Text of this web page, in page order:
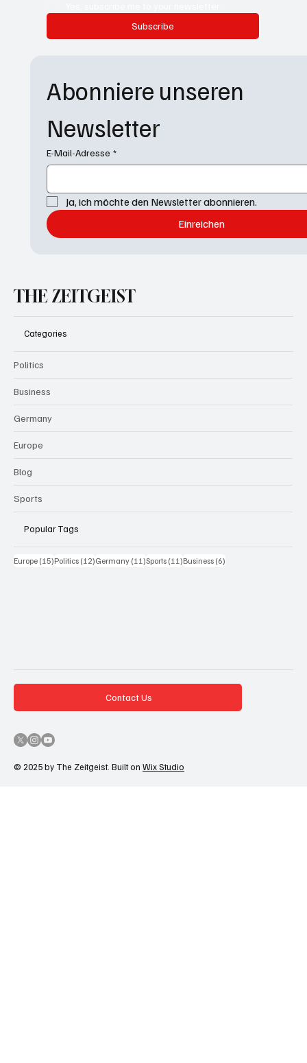
Subscribe
Abonniere unseren
Newsletter
E-Mail-Adresse *
Ja, ich möchte den Newsletter abonnieren.
Einreichen
THE ZEITGEIST
Categories
Politics
Business
Germany
Europe
Blog
Sports
Popular Tags
Europe (15)15 Beiträge
Politics (12)12 Beiträge
Germany (11)11 Beiträge
Sports (11)11 Beiträge
Business (6)
© 2025 by The Zeitgeist. Built on Wix Studio
Contact Us